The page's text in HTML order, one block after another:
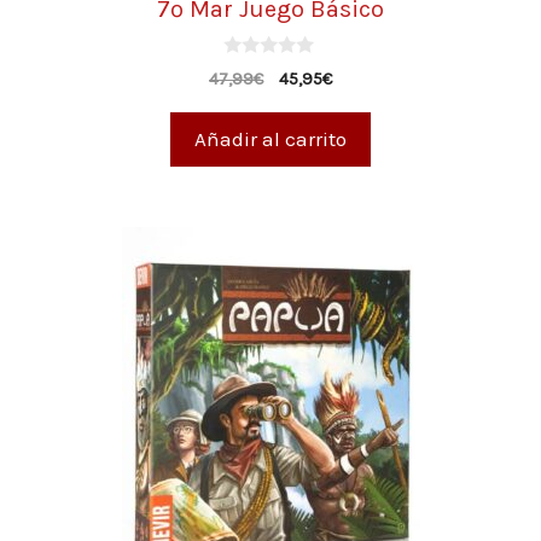
7º Mar Juego Básico
0
d
47,99€ 45,95€
Añadir al carrito